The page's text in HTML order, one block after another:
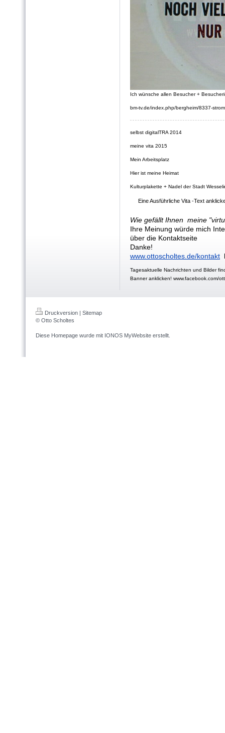
Ich wünsche allen Besucher +
bm-tv.de/index.php/bergheim/8337-
selbst digitalTRA 2014
meine vita 2015
Mein Arbeitsplatz
Hier ist meine Heimat
Kulturplakette + Nadel der Stadt
Eine Ausführliche Vita -Text
Wie gefällt Ihnen meine
Ihre Meinung würde mich
über die Kontaktseite
Danke!
www.ottoscholtes.de/kontakt
Tagesaktuelle Nachrichten und Bilder
Banner anklicken! www.facebook.com/
Druckversion
Sitemap
© Otto Scholtes
Diese Homepage wurde mit IONOS MyWebsite erstellt.